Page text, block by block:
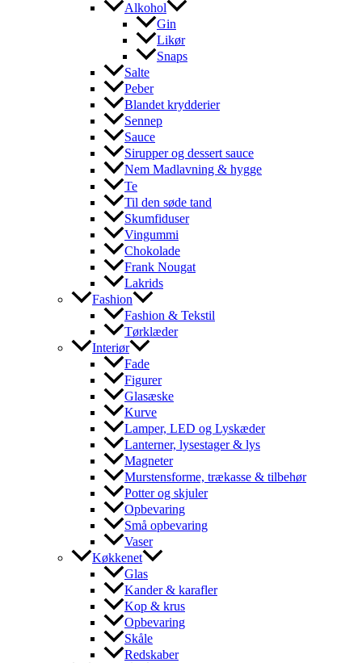
Alkohol
Gin
Likør
Snaps
Salte
Peber
Blandet krydderier
Sennep
Sauce
Sirupper og dessert sauce
Nem Madlavning & hygge
Te
Til den søde tand
Skumfiduser
Vingummi
Chokolade
Frank Nougat
Lakrids
Fashion
Fashion & Tekstil
Tørklæder
Interiør
Fade
Figurer
Glasæske
Kurve
Lamper, LED og Lyskæder
Lanterner, lysestager & lys
Magneter
Murstensforme, trækasse & tilbehør
Potter og skjuler
Opbevaring
Små opbevaring
Vaser
Køkkenet
Glas
Kander & karafler
Kop & krus
Opbevaring
Skåle
Redskaber